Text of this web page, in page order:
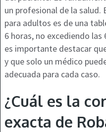
un profesional de la salud.
para adultos es de una
6 horas, no excediendo
es importante destacar
y que solo un médico
adecuada para cada caso.
¿Cuál es la
exacta de